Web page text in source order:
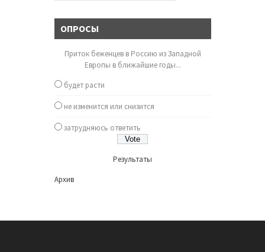
ОПРОСЫ
Приток беженцев в Россию из Западной
Европы в ближайшие годы...
будет расти
не изменится или снизится
затрудняюсь ответить
Результаты
Архив